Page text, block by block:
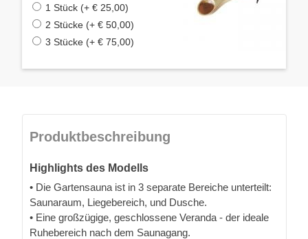
1 Stück (+ € 25,00)
2 Stücke (+ € 50,00)
3 Stücke (+ € 75,00)
Produktbeschreibung
Highlights des Modells
• Die Gartensauna ist in 3 separate Bereiche unterteilt:
Saunaraum, Liegebereich, und Dusche.
• Eine großzügige, geschlossene Veranda - der ideale
Ruhebereich nach dem Saunagang.